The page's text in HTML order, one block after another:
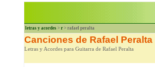
letras y acordes > r > rafael peralta
Canciones de Rafael Peralta
Letras y Acordes para Guitarra de Rafael Peralta